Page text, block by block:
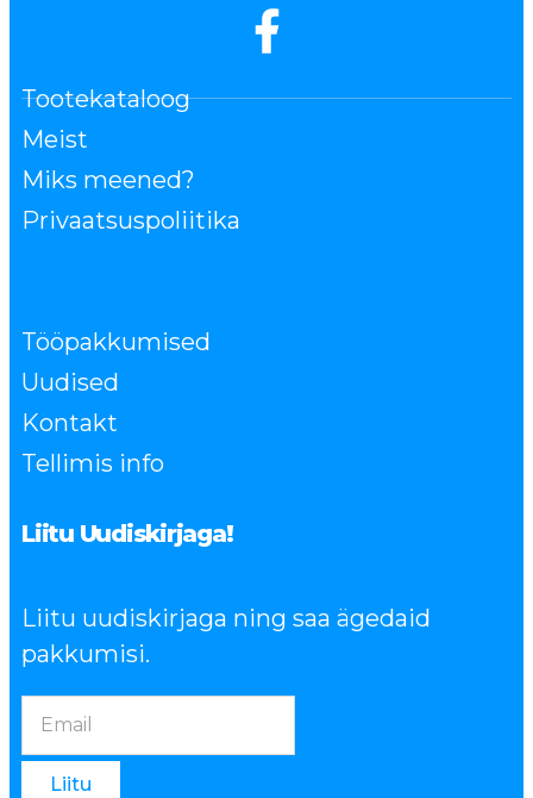
Tootekataloog
Meist
Miks meened?
Privaatsuspoliitika
Tööpakkumised
Uudised
Kontakt
Tellimis info
Liitu Uudiskirjaga!
Liitu uudiskirjaga ning saa ägedaid
pakkumisi.
Liitu